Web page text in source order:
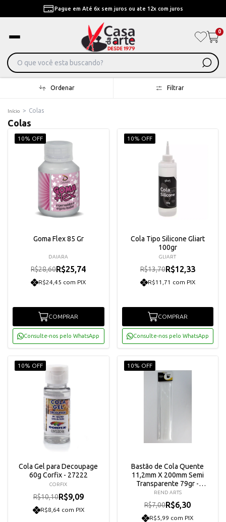
Pague em Até 6x sem juros ou ate 12x com juros
0
Ordenar Filtrar
Início > Colas
Colas
10% OFF
Goma Flex 85 Gr
DAIARA
R$28,60R$25,74
R$24,45 com PIX
COMPRAR
Consulte-nos pelo WhatsApp
10% OFF
Cola Tipo Silicone Gliart
100gr
GLIART
R$13,70R$12,33
R$11,71 com PIX
COMPRAR
Consulte-nos pelo WhatsApp
10% OFF
Cola Gel para Decoupage
60g Corfix - 27222
CORFIX
R$10,10R$9,09
R$8,64 com PIX
10% OFF
Bastão de Cola Quente
11,2mm X 200mm Semi
Transparente 79gr -
Rendicolla
REND ARTS
R$7,00R$6,30
R$5,99 com PIX